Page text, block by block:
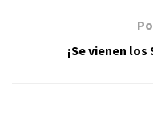
¡Se vienen